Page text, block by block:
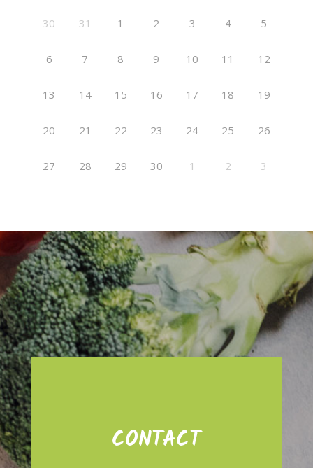
30 31 1 2 3 4 5
6 7 8 9 10 11 12
13 14 15 16 17 18 19
20 21 22 23 24 25 26
27 28 29 30 1 2 3
CONTACT